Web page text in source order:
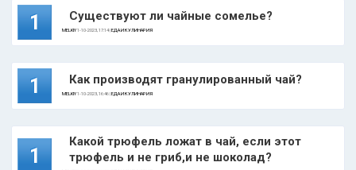
1 Существуют ли чайные сомелье?
MELKIY1-10-2023, 17:14 |ЕДА И КУЛИНАРИЯ
1 Как производят гранулированный чай?
MELKIY1-10-2023, 16:46 |ЕДА И КУЛИНАРИЯ
1
Какой трюфель ложат в чай, если этот
трюфель и не гриб,и не шоколад?